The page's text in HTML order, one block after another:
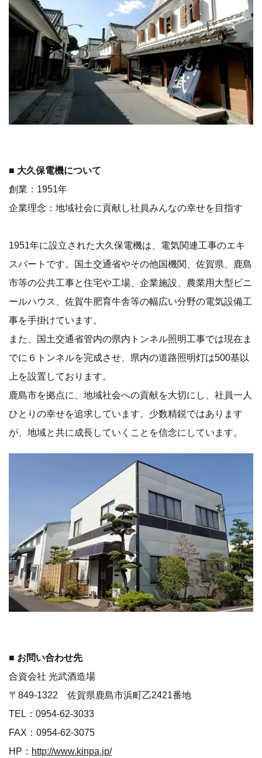
■ 大久保電機について
創業：1951年
企業理念：地域社会に貢献し社員みんなの幸せを目指す
1951年に設立された大久保電機は、電気関連工事のエキ
スパートです。国土交通省やその他国機関、佐賀県、鹿島
市等の公共工事と住宅や工場、企業施設、農業用大型ビニ
ールハウス、佐賀牛肥育牛舎等の幅広い分野の電気設備工
事を手掛けています。
また、国土交通省管内の県内トンネル照明工事では現在ま
でに６トンネルを完成させ、県内の道路照明灯は500基以
上を設置しております。
鹿島市を拠点に、地域社会への貢献を大切にし、社員一人
ひとりの幸せを追求しています。少数精鋭ではあります
が、地域と共に成長していくことを信念にしています。
■ お問い合わせ先
合資会社 光武酒造場
〒849-1322 佐賀県鹿島市浜町乙2421番地
TEL：0954-62-3033
FAX：0954-62-3075
HP： http://www.kinpa.jp/